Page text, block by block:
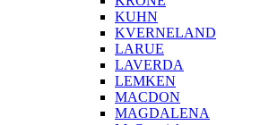
KUHN
KVERNELAND
LARUE
LAVERDA
LEMKEN
MACDON
MAGDALENA